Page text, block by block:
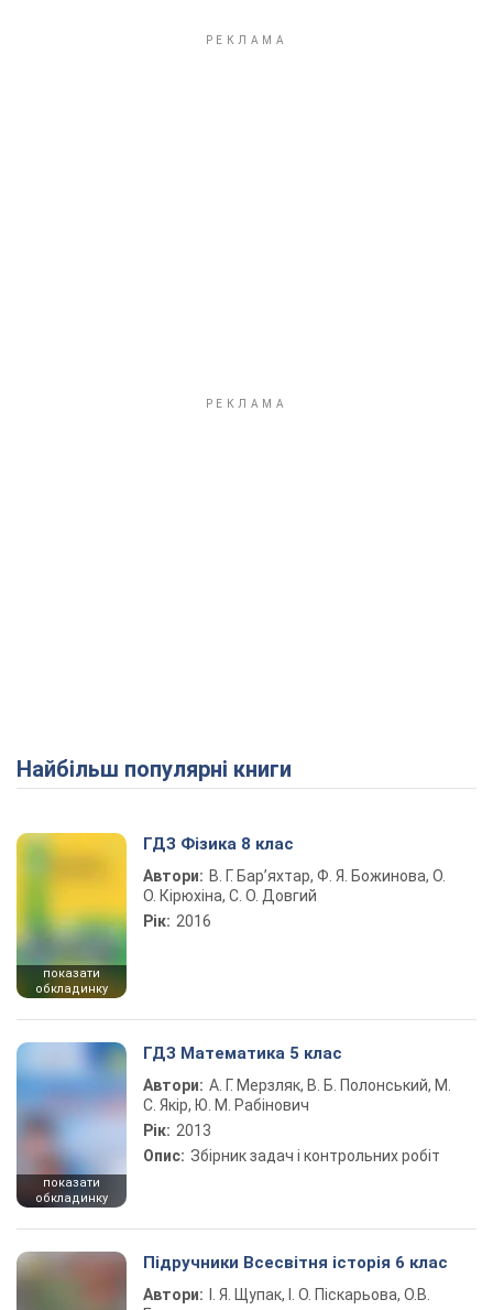
Найбільш популярні книги
показати
обкладинку
ГДЗ Фізика 8 клас
Автори: В. Г. Бар’яхтар, Ф. Я. Божинова, О.
О. Кірюхіна, С. О. Довгий
Рік: 2016
показати
обкладинку
ГДЗ Математика 5 клас
Автори: А. Г. Мерзляк, В. Б. Полонський, М.
С. Якір, Ю. М. Рабінович
Рік: 2013
Опис: Збірник задач і контрольних робіт
Підручники Всесвітня історія 6 клас
Автори:
І. Я. Щупак, І. О. Піскарьова, О.В.